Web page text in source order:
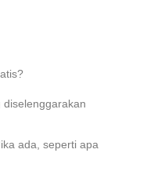
ada, seperti apa